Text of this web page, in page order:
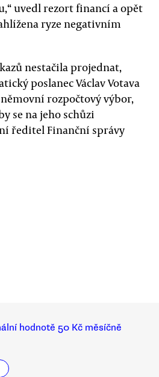
uvedl rezort financí a opět
ryze negativním
nestačila projednat,
poslanec Václav Votava
rozpočtový výbor,
se na jeho schůzi
ředitel Finanční správy
hodnotě 50 Kč měsíčně